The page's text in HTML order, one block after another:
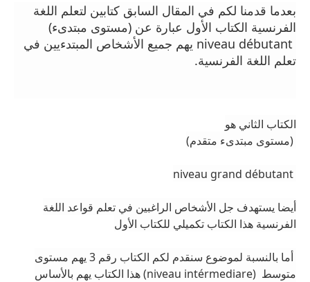
بعدما قدمنا لكم في المقال السابق كتابين لتعلم اللغة
الفرنسية الكتاب الأول عبارة عن (مستوى مبتدىء)
niveau débutant يهم جميع الأشخاص المبتدءيين في
تعلم اللغة الفرنسية.
الكتاب الثاني هو
(مستوى مبتدىء متقدم)
أيضا يستهدف جل الأشخاص الراغبين في تعلم قواعد اللغة
الفرنسية هذا الكتاب تكميلي للكتاب الأول
أما بالنسبة لموضوع سنقدم لكم الكتاب رقم 3 يهم مستوى
متوسط (niveau intérmediare) هذا الكتاب يهم بالأساس